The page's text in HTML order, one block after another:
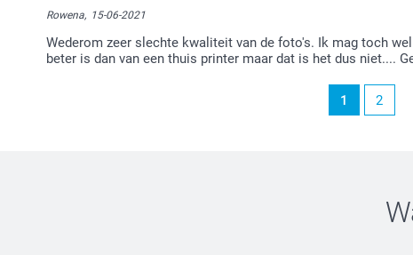
Rowena, 15-06-2021
Wederom zeer slechte kwaliteit van de foto's. Ik mag toch
beter is dan van een thuis printer maar dat is het dus niet....
1 2